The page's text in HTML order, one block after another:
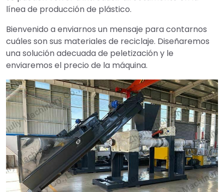
línea de producción de plástico.
Bienvenido a enviarnos un mensaje para contarnos
cuáles son sus materiales de reciclaje. Diseñaremos
una solución adecuada de peletización y le
enviaremos el precio de la máquina.